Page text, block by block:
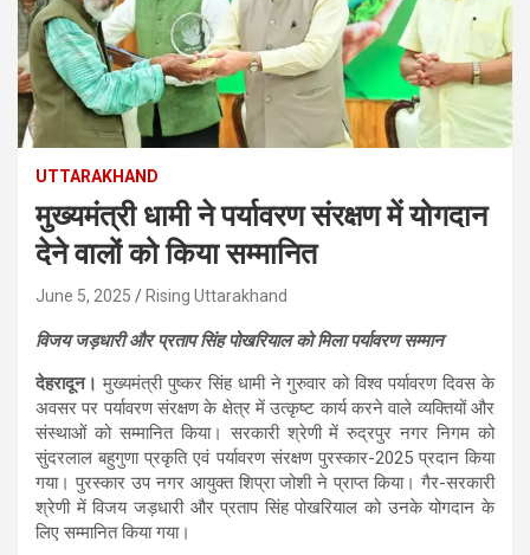
UTTARAKHAND
मुख्यमंत्री धामी ने पर्यावरण संरक्षण में योगदान
देने वालों को किया सम्मानित
June 5, 2025 Rising Uttarakhand
विजय जड़धारी और प्रताप सिंह पोखरियाल को मिला पर्यावरण सम्मान
देहरादून। मुख्यमंत्री पुष्कर सिंह धामी ने गुरुवार को विश्व पर्यावरण दिवस के
अवसर पर पर्यावरण संरक्षण के क्षेत्र में उत्कृष्ट कार्य करने वाले व्यक्तियों और
संस्थाओं को सम्मानित किया। सरकारी श्रेणी में रुद्रपुर नगर निगम को
सुंदरलाल बहुगुणा प्रकृति एवं पर्यावरण संरक्षण पुरस्कार-2025 प्रदान किया
गया। पुरस्कार उप नगर आयुक्त शिप्रा जोशी ने प्राप्त किया। गैर-सरकारी
श्रेणी में विजय जड़धारी और प्रताप सिंह पोखरियाल को उनके योगदान के
लिए सम्मानित किया गया।